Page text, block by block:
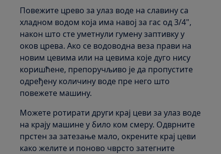
Повежите црево за улаз воде на славину са
хладном водом која има навој за гас од 3/4",
након што сте уметнули гумену заптивку у
оков црева. Ако се водоводна веза прави на
новим цевима или на цевима које дуго нису
коришћене, препоручљиво је да пропустите
одређену количину воде пре него што
повежете машину.
Можете ротирати други крај цеви за улаз воде
на крају машине у било ком смеру. Одврните
прстен за затезање мало, окрените крај цеви
како желите и поново чврсто затегните